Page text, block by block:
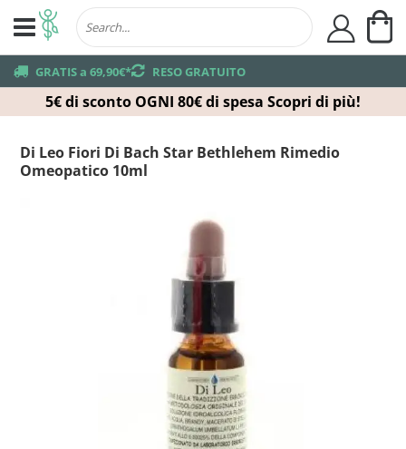
5€ di sconto OGNI 80€ di spesa Scopri di più!
truck GRATIS a 69,90€*returns RESO GRATUITO
user
Di Leo Fiori Di Bach Star Bethlehem Rimedio
Omeopatico 10ml